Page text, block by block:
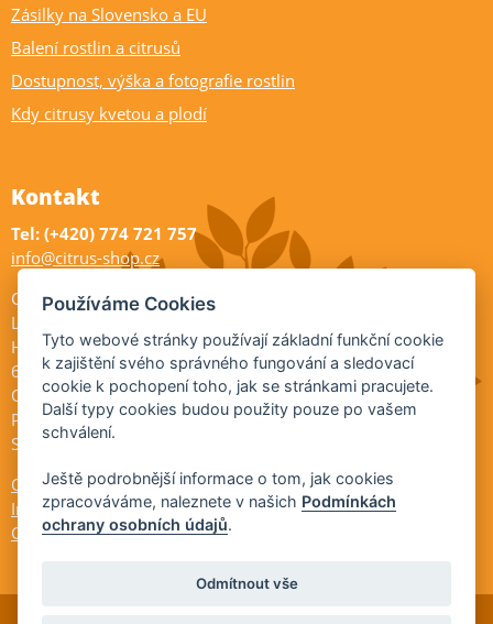
Zásilky na Slovensko a EU
Balení rostlin a citrusů
Dostupnost, výška a fotografie rostlin
Kdy citrusy kvetou a plodí
Kontakt
Tel: (+420) 774 721 757
info@citrus-shop.cz
Citrus shop zahradnictví
Legionářů 2
Hodonín
695 01
Otevřeno:
Po-Pá 9-17
So 9-11:30
Ochrana osobních údajů
Informace ÚKZÚZ
Cookies
Používáme Cookies
Tyto webové stránky používají základní funkční cookie
k zajištění svého správného fungování a sledovací
cookie k pochopení toho, jak se stránkami pracujete.
Další typy cookies budou použity pouze po vašem
schválení.
Ještě podrobnější informace o tom, jak cookies
zpracováváme, naleznete v našich Podmínkách
ochrany osobních údajů.
Odmítnout vše